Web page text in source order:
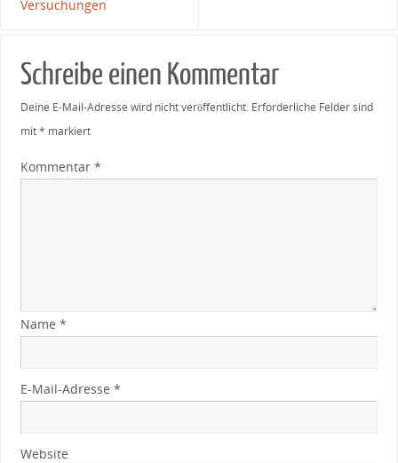
Versuchungen
Schreibe einen Kommentar
Deine E-Mail-Adresse wird nicht veröffentlicht. Erforderliche Felder sind
mit* markiert
Kommentar *
Name *
E-Mail-Adresse *
Website